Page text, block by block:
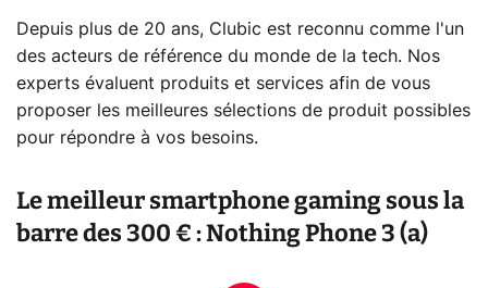
Depuis plus de 20 ans, Clubic est reconnu comme l'un
des acteurs de référence du monde de la tech. Nos
experts évaluent produits et services afin de vous
proposer les meilleures sélections de produit possibles
pour répondre à vos besoins.
Le meilleur smartphone gaming sous la
barre des 300 € : Nothing Phone 3 (a)